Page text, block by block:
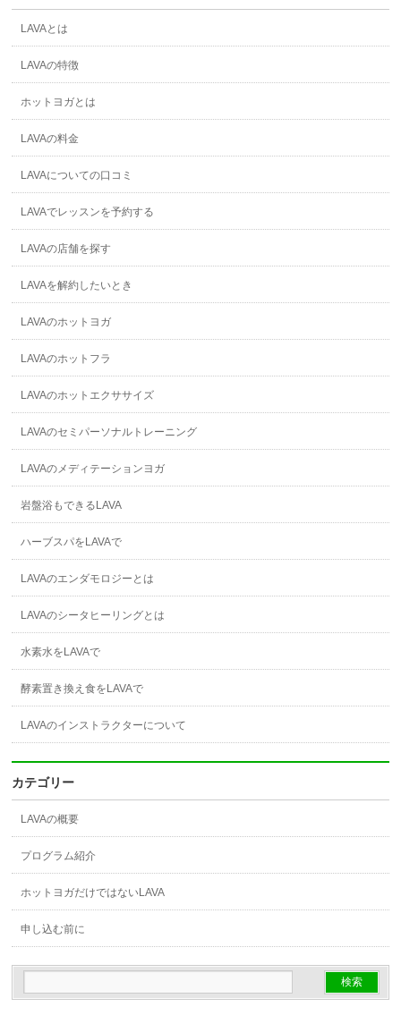
LAVAとは
LAVAの特徴
ホットヨガとは
LAVAの料金
LAVAについての口コミ
LAVAでレッスンを予約する
LAVAの店舗を探す
LAVAを解約したいとき
LAVAのホットヨガ
LAVAのホットフラ
LAVAのホットエクササイズ
LAVAのセミパーソナルトレーニング
LAVAのメディテーションヨガ
岩盤浴もできるLAVA
ハーブスパをLAVAで
LAVAのエンダモロジーとは
LAVAのシータヒーリングとは
水素水をLAVAで
酵素置き換え食をLAVAで
LAVAのインストラクターについて
カテゴリー
LAVAの概要
プログラム紹介
ホットヨガだけではないLAVA
申し込む前に